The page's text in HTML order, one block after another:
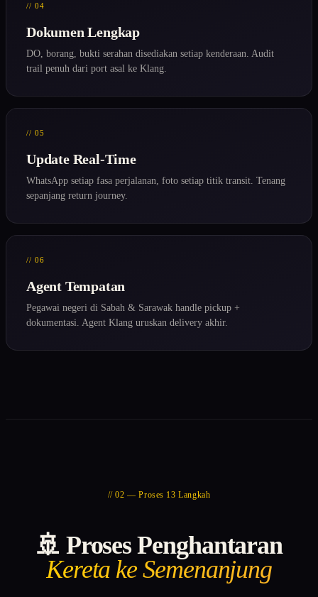
// 04
Dokumen Lengkap
DO, borang, bukti serahan disediakan setiap kenderaan. Audit
trail penuh dari port asal ke Klang.
// 05
Update Real-Time
WhatsApp setiap fasa perjalanan, foto setiap titik transit. Tenang
sepanjang return journey.
// 06
Agent Tempatan
Pegawai negeri di Sabah & Sarawak handle pickup +
dokumentasi. Agent Klang uruskan delivery akhir.
// 02 — Proses 13 Langkah
🚢 Proses Penghantaran
Kereta ke Semenanjung